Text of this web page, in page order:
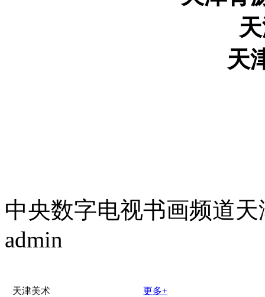
天津
天津
中央数字电视书画频道
admin
天津美术 更多+